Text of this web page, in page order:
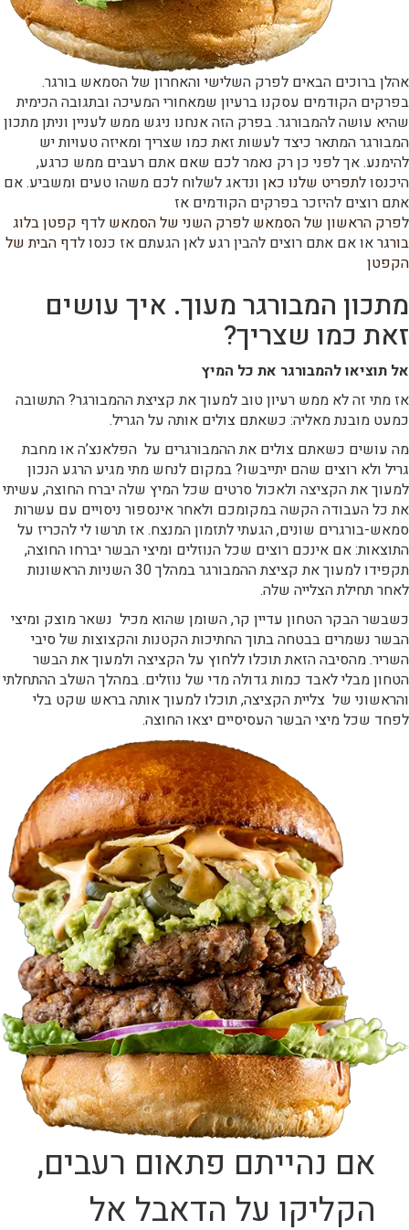
אהלן ברוכים הבאים לפרק השלישי והאחרון של הסמאש בורגר.
בפרקים הקודמים עסקנו ברעיון שמאחורי המעיכה ובתגובה הכימית
שהיא עושה להמבורגר. בפרק הזה אנחנו ניגש ממש לעניין וניתן מתכון
המבורגר המתאר כיצד לעשות זאת כמו שצריך ומאיזה טעויות יש
להימנע. אך לפני כן רק נאמר לכם שאם אתם רעבים ממש כרגע,
היכנסו לתפריט שלנו כאן ונדאג לשלוח לכם משהו טעים ומשביע. אם
אתם רוצים להיזכר בפרקים הקודמים אז
לפרק הראשון של הסמאש לפרק השני של הסמאש לדף קפטן בלוג
בורגראו אם אתם רוצים להבין רגע לאן הגעתם אז כנסו לדף הבית של
הקפטן
מתכון המבורגר מעוך. איך עושים
זאת כמו שצריך?
אל תוציאו להמבורגר את כל המיץ
אז מתי זה לא ממש רעיון טוב למעוך את קציצת ההמבורגר? התשובה
כמעט מובנת מאליה: כשאתם צולים אותה על הגריל.
מה עושים כשאתם צולים את ההמבורגרים על הפלאנצ’ה או מחבת
גריל ולא רוצים שהם יתייבשו? במקום לנחש מתי מגיע הרגע הנכון
למעוך את הקציצה ולאכול סרטים שכל המיץ שלה יברח החוצה, עשיתי
את כל העבודה הקשה במקומכם ולאחר אינספור ניסויים עם עשרות
סמאש-בורגרים שונים, הגעתי לתזמון המנצח. אז תרשו לי להכריז על
התוצאות: אם אינכם רוצים שכל הנוזלים ומיצי הבשר יברחו החוצה,
תקפידו למעוך את קציצת ההמבורגר במהלך 30 השניות הראשונות
לאחר תחילת הצלייה שלה.
כשבשר הבקר הטחון עדיין קר, השומן שהוא מכיל נשאר מוצק ומיצי
הבשר נשמרים בבטחה בתוך החתיכות הקטנות והקצוצות של סיבי
השריר. מהסיבה הזאת תוכלו ללחוץ על הקציצה ולמעוך את הבשר
הטחון מבלי לאבד כמות גדולה מדי של נוזלים. במהלך השלב ההתחלתי
והראשוני של צליית הקציצה, תוכלו למעוך אותה בראש שקט בלי
לפחד שכל מיצי הבשר העסיסיים יצאו החוצה.
אם נהייתם פתאום רעבים,
הקליקו על הדאבל אל